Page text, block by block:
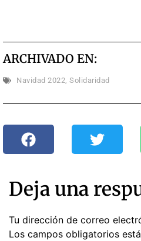
ARCHIVADO EN:
Navidad 2022, Solidaridad
Deja una
Tu dirección de correo
Los campos obligatorios